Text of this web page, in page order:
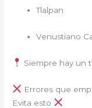
Tlalpan
Venustiano
Siempre hay un
Errores que
Evita esto